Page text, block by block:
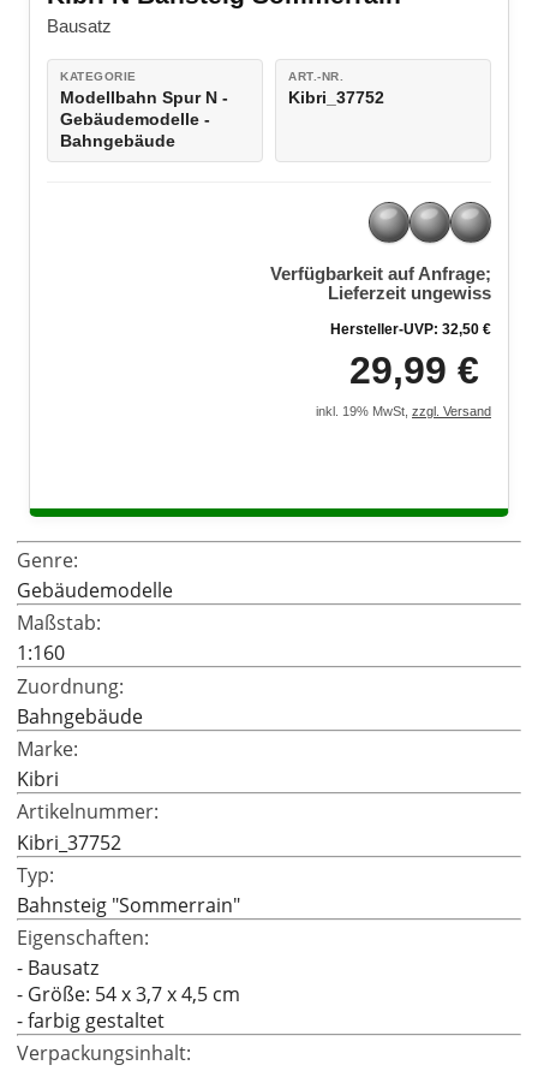
Modellautozubehör
LEGO® Super Mario
LEGO® DC Universe Super Heroes™
LEGO® Marvel Super Heroes™
LEGO® Architecture
LEGO® ART
Bausatz
KATEGORIE
Modellbahn Spur N -
Gebäudemodelle -
Bahngebäude
ART.-NR.
Kibri_37752
Verfügbarkeit auf Anfrage;
Lieferzeit ungewiss
Hersteller-UVP: 32,50 €
29,99 €
inkl. 19% MwSt, zzgl. Versand
Genre:
Gebäudemodelle
Maßstab:
1:160
Zuordnung:
Bahngebäude
Marke:
Kibri
Artikelnummer:
Kibri_37752
Typ:
Bahnsteig "Sommerrain"
Eigenschaften:
- Bausatz
- Größe: 54 x 3,7 x 4,5 cm
- farbig gestaltet
Verpackungsinhalt: